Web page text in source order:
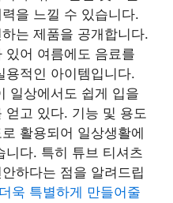
을 느낄 수 있습니다.
는 제품을 공개합니다.
있어 여름에도 음료를
용적인 아이템입니다.
일상에서도 쉽게 입을
얻고 있다. 기능 및 용도
활용되어 일상생활에
니다. 특히 튜브 티셔츠
하다는 점을 알려드립
욱 특별하게 만들어줄